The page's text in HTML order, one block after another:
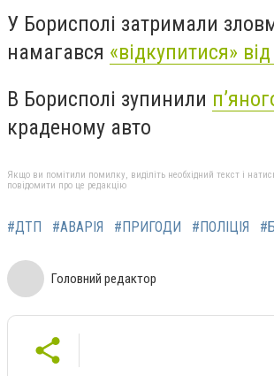
У Борисполі затримали
намагався «відкупитися»
В Борисполі зупинили
краденому авто
Якщо ви помітили помилку, виділіть необхідний текст і
повідомити про це редакцію
#ДТП #АВАРІЯ #ПРИГОДИ #ПОЛІЦІЯ
Головний редактор